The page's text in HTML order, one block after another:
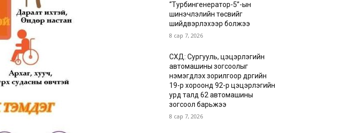
“Турбингенератор-5”-ын
шинэчлэлийн төсвийг
шийдвэрлэхээр болжээ
8 сар 7, 2026
СХД: Сургууль, цэцэрлэгийн
автомашины зогсоолыг
нэмэгдүүлэх зорилгоор дүүргийн
19-р хороонд 92-р цэцэрлэгийн
урд талд 62 автомашины
зогсоол барьжээ
8 сар 7, 2026